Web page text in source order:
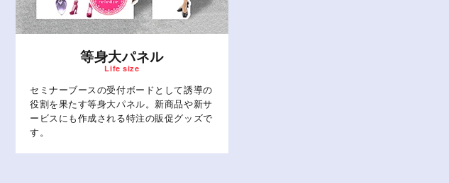
等身大パネル
セミナーブースの受付ボードとして誘導の
役割を果たす等身大パネル。新商品や新サ
ービスにも作成される特注の販促グッズで
す。